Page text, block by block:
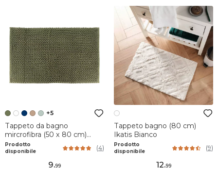
+5
Tappeto da bagno
mircrofibra (50 x 80 cm)
Verde Cachi
Prodotto
disponibile
(4)
9.99
Tappeto bagno (80 cm)
Ikatis Bianco
Prodotto
disponibile
(9)
12.99